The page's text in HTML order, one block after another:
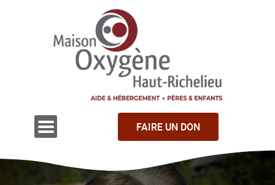
FAIRE UN DON